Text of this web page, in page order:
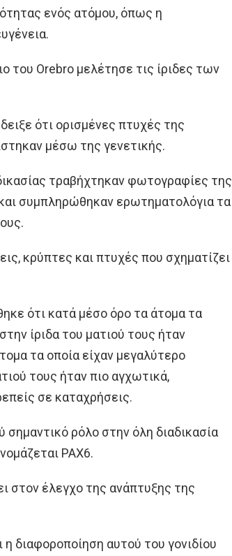
ενός ατόμου, όπως η
του Orebro μελέτησε τις ίριδες των
ότι ορισμένες πτυχές της
μέσω της γενετικής.
τραβήχτηκαν φωτογραφίες της
συμπληρώθηκαν ερωτηματολόγια τα
κρύπτες και πτυχές που σχηματίζει
ότι κατά μέσο όρο τα άτομα τα
ίριδα του ματιού τους ήταν
τα οποία είχαν μεγαλύτερο
τους ήταν πιο αγχωτικά,
σε καταχρήσεις.
σημαντικό ρόλο στην όλη διαδικασία
PAX6.
στον έλεγχο της ανάπτυξης της
διαφοροποίηση αυτού του γονιδίου